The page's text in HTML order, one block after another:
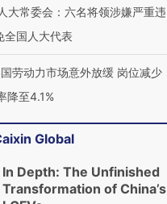
大常委会：六名将领涉嫌严重违
全国人大代表
劳动力市场意外放缓 岗位减少
降至4.1%
Global
In Depth: The Unfinished
Transformation of China’s